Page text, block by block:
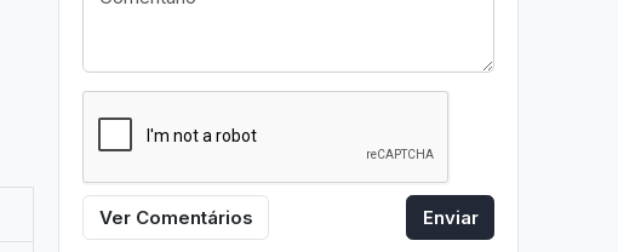
Ver Comentários Enviar